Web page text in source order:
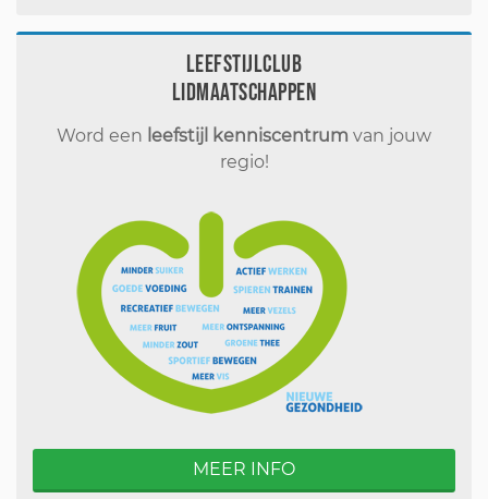
Leefstijlclub
Lidmaatschappen
Word een leefstijl kenniscentrum van jouw
regio!
MEER INFO